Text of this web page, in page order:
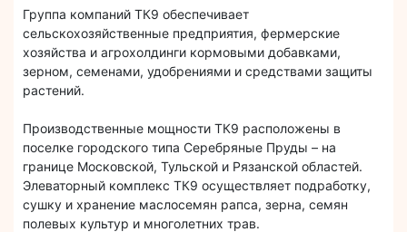
Группа компаний ТК9 обеспечивает
сельскохозяйственные предприятия, фермерские
хозяйства и агрохолдинги кормовыми добавками,
зерном, семенами, удобрениями и средствами защиты
растений.
Производственные мощности ТК9 расположены в
поселке городского типа Серебряные Пруды – на
границе Московской, Тульской и Рязанской областей.
Элеваторный комплекс ТК9 осуществляет подработку,
сушку и хранение маслосемян рапса, зерна, семян
полевых культур и многолетних трав.